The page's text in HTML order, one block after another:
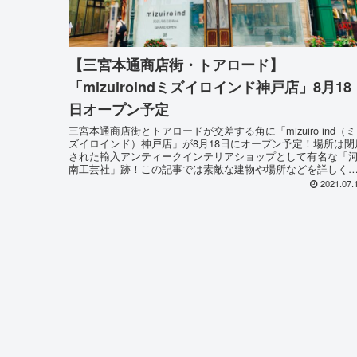
【三宮本通商店街・トアロード】
「mizuiroindミズイロインド神戸店」8月18
日オープン予定
三宮本通商店街とトアロードが交差する角に「mizuiro ind（ミ
ズイロインド）神戸店」が8月18日にオープン予定！場所は
された輸入アンティークインテリアショップとして有名な「
南工芸社」跡！この記事では素敵な建物や場所などを詳しく説